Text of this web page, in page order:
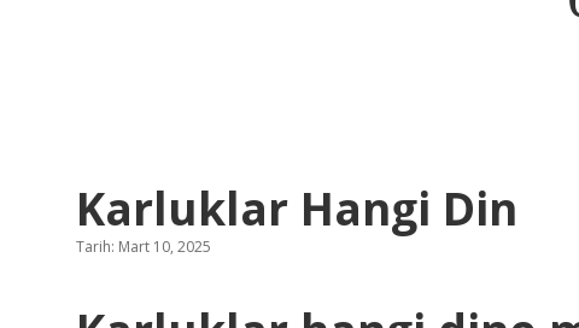
Karluklar Hangi Din
Tarih: Mart 10, 2025